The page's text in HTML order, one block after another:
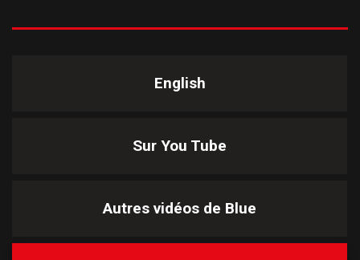
English
Sur You Tube
Autres vidéos de Blue